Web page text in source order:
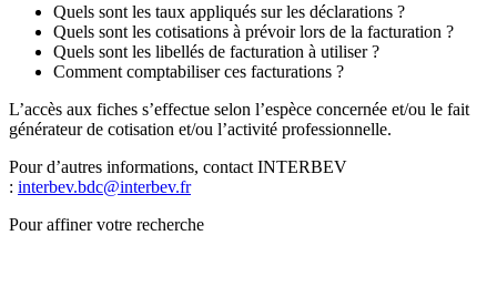
Quels sont les taux appliqués sur les déclarations ?
Quels sont les cotisations à prévoir lors de la facturation ?
Quels sont les libellés de facturation à utiliser ?
Comment comptabiliser ces facturations ?
L’accès aux fiches s’effectue selon l’espèce concernée et/ou le fait
générateur de cotisation et/ou l’activité professionnelle.
Pour d’autres informations, contact INTERBEV
: interbev.bdc@interbev.fr
Pour affiner votre recherche